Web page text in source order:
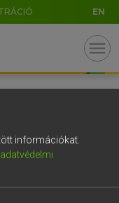
EN
menu
információkat.
adatvédelmi
ü ó